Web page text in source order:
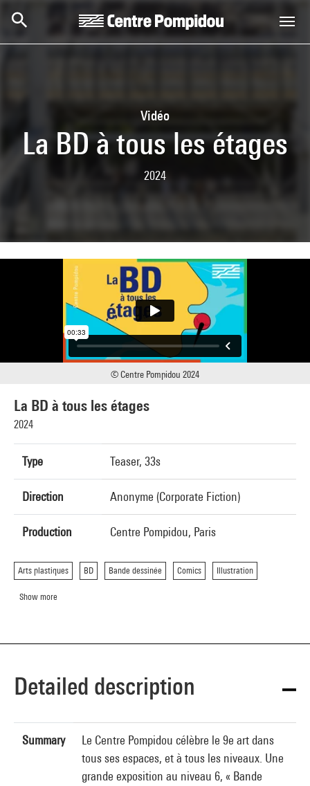
Vidéo
La BD à tous les étages
2024
La BD à tous les étages
2024
Type Teaser, 33s
Direction Anonyme (Corporate Fiction)
Production Centre Pompidou, Paris
Arts plastiques BD Bande dessinée Comics Illustration
Show more
© Centre Pompidou 2024
Detailed description
Summary
Le Centre Pompidou célèbre le 9e art dans
tous ses espaces, et à tous les niveaux. Une
grande exposition au niveau 6, « Bande